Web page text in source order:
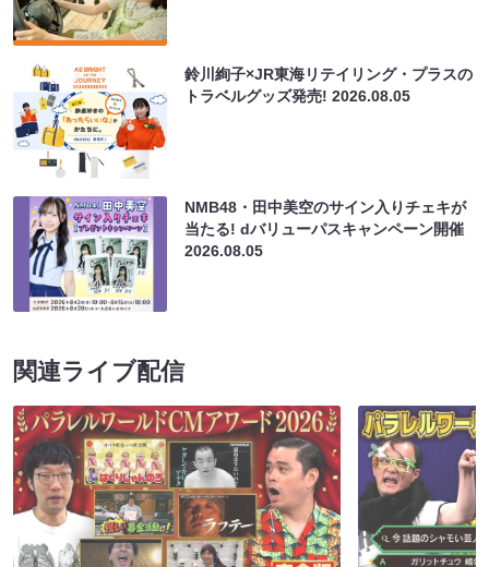
鈴川絢子×JR東海リテイリング・プラスの
トラベルグッズ発売!2026.08.05
NMB48・田中美空のサイン入りチェキが
当たる! dバリューパスキャンペーン開催
2026.08.05
関連ライブ配信